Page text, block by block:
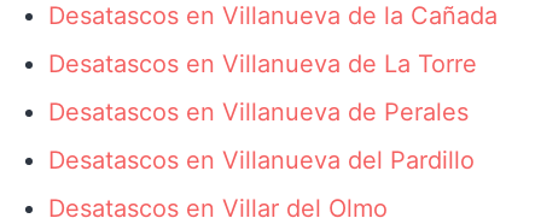
Desatascos en Villanueva de la Cañada
Desatascos en Villanueva de La Torre
Desatascos en Villanueva de Perales
Desatascos en Villanueva del Pardillo
Desatascos en Villar del Olmo